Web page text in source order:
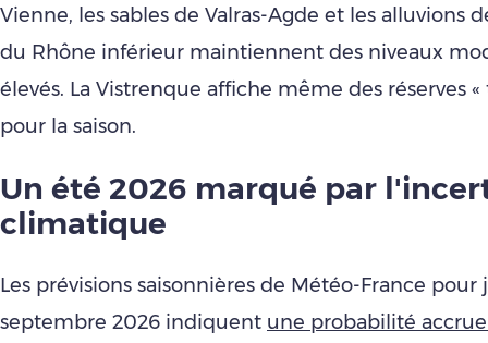
Vienne, les sables de Valras-Agde et les alluvions
du Rhône inférieur maintiennent des niveaux
élevés. La Vistrenque affiche même des réserves «
pour la saison.
Un été 2026 marqué par
climatique
Les prévisions saisonnières de Météo-France pour
septembre 2026 indiquent une probabilité